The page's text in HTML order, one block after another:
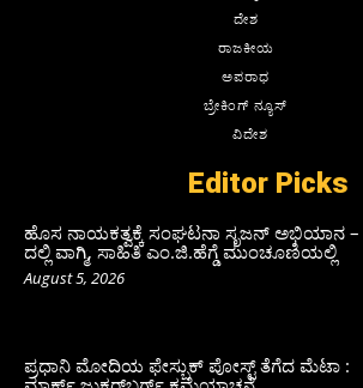
ದೇಶ
ರಾಜಕೀಯ
ಅಪರಾಧ
ಬ್ರೇಕಿಂಗ್ ನ್ಯೂಸ್
ವಿದೇಶ
Editor Picks
ಹೊಸ ನಾಯಕತ್ವಕ್ಕೆ ಸಂಘಟನಾ ಸೃಜನ್ ಅಭಿಯಾನ –
ದಲ್ಲಿ ವಾಗ್ಮಿ, ಸಾಹಿತಿ ಎಂ.ಜಿ.ಹೆಗ್ಡೆ ಮುಂಚೂಣಿಯಲ್ಲಿ
August 5, 2026
ಪ್ರಧಾನಿ ಮೋದಿಯ ಫೇಸ್ಬುಕ್‌ ಪೋಸ್ಟ್‌ ತೆಗೆದ ಮೆಟಾ :